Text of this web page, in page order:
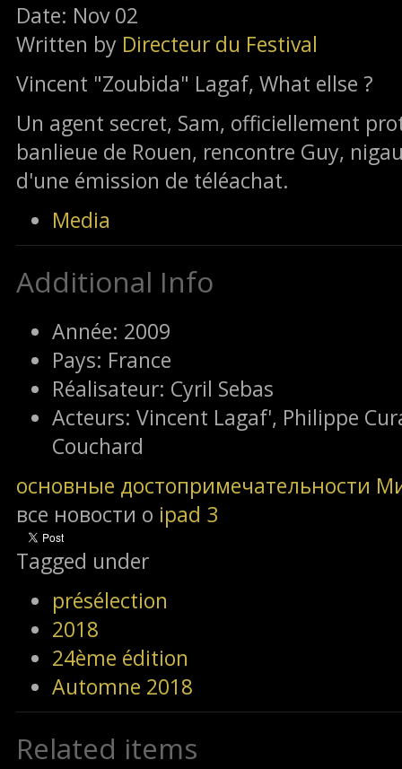
Date: Nov 02
Written by Directeur du Festival
Vincent "Zoubida" Lagaf, What ellse ?
Un agent secret, Sam, officiellement
banlieue de Rouen, rencontre Guy,
d'une émission de téléachat.
Media
Additional Info
Année: 2009
Pays: France
Réalisateur: Cyril Sebas
Acteurs: Vincent Lagaf', Philippe
Couchard
основные достопримечательности
все новости о ipad 3
Tagged under
présélection
2018
24ème édition
Automne 2018
Related items